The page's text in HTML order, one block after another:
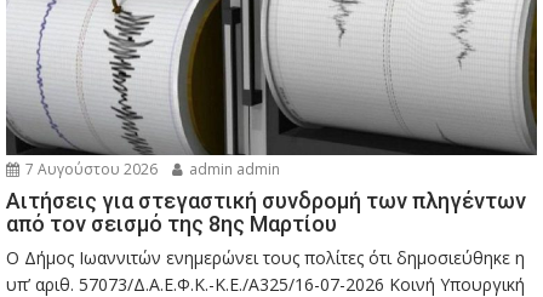
7 Αυγούστου 2026 admin admin
Αιτήσεις για στεγαστική συνδρομή των πληγέντων
από τον σεισμό της 8ης Μαρτίου
Ο Δήμος Ιωαννιτών ενημερώνει τους πολίτες ότι δημοσιεύθηκε η
υπ’ αριθ. 57073/Δ.Α.Ε.Φ.Κ.-Κ.Ε./Α325/16-07-2026 Κοινή Υπουργική